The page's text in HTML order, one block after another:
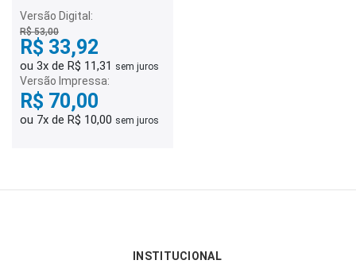
Versão Digital:
R$ 53,00
R$ 33,92
ou 3x de R$ 11,31 sem juros
Versão Impressa:
R$ 70,00
ou 7x de R$ 10,00 sem juros
INSTITUCIONAL